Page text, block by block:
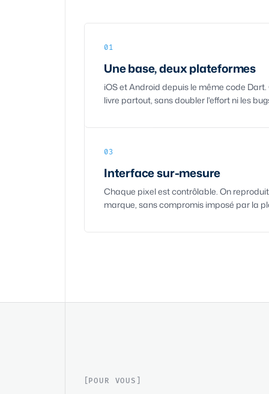
01
Une base, deux plateformes
iOS et Android depuis le même code
livre partout, sans doubler l'effort ni les
03
Interface sur-mesure
Chaque pixel est contrôlable. On
marque, sans compromis imposé par la
POUR VOUS